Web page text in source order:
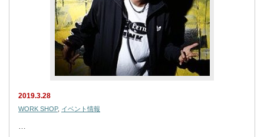
2019.3.28
WORK SHOP, イベント情報